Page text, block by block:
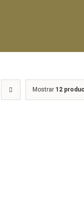
Mostrar 12